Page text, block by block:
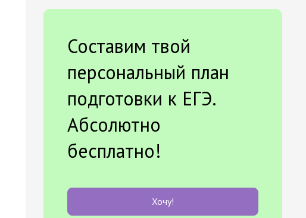
Составим твой
персональный план
подготовки к ЕГЭ.
Абсолютно
бесплатно!
Хочу!